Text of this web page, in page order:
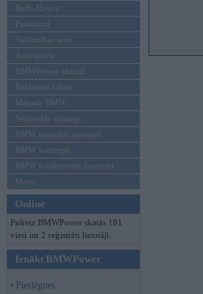
Rolls-Royce
Pasākumi
Vadāmības tests
Autosports
BMWPower aktuāli
Reklāmas raksti
Mēneša BMW
Sērijveida tūnings
BMW pasaules jaunumi
BMW koncepti
BMW konkurentu jaunumi
Moto
Online
Pašreiz BMWPower skatās 181
viesi un 2 reģistrēti lietotāji.
Ienākt BMWPower
• Pieslēgties